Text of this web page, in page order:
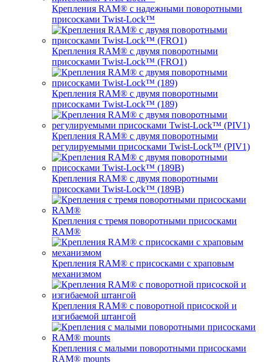
Крепления RAM® с надежными поворотными
присосками Twist-Lock™
Крепления RAM® с двумя поворотными
присосками Twist-Lock™ (FRO1)
Крепления RAM® с двумя поворотными
присосками Twist-Lock™ (189)
Крепления RAM® с двумя поворотными
регулируемыми присосками Twist-Lock™ (PIV1)
Крепления RAM® с двумя поворотными
присосками Twist-Lock™ (189B)
Крепления с тремя поворотными присосками
RAM®
Крепления RAM® с присосками с храповым
механизмом
Крепления RAM® с поворотной присоской и
изгибаемой штангой
Крепления с малыми поворотными присосками
RAM® mounts